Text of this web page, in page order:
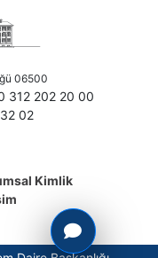
06500
312 202 20 00
02
Kimlik